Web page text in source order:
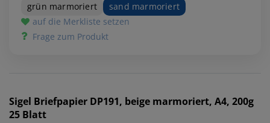
grün marmoriert
sand marmoriert
auf die Merkliste setzen
Frage zum Produkt
Sigel Briefpapier DP191, beige marmoriert, A4, 200g
25 Blatt